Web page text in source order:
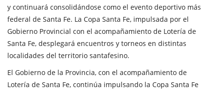
y continuará consolidándose como el evento deportivo más
federal de Santa Fe. La Copa Santa Fe, impulsada por el
Gobierno Provincial con el acompañamiento de Lotería de
Santa Fe, desplegará encuentros y torneos en distintas
localidades del territorio santafesino.
El Gobierno de la Provincia, con el acompañamiento de
Lotería de Santa Fe, continúa impulsando la Copa Santa Fe